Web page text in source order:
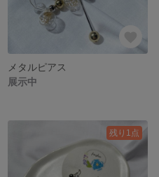
メタルピアス
展示中
残り1点